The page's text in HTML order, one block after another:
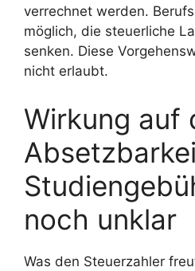
verrechnet werden.
möglich, die steuerliche
senken. Diese
nicht erlaubt.
Wirkung auf
noch unklar
Was den Steuerzahler